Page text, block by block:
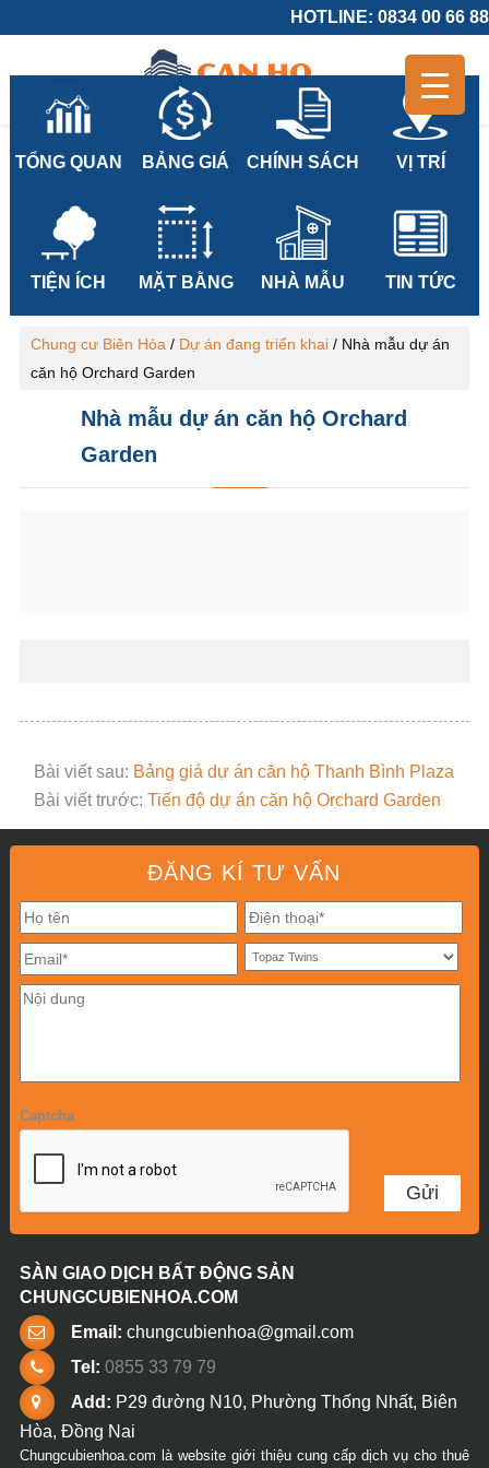
HOTLINE: 0834 00 66 88
TỔNG QUAN BẢNG GIÁ CHÍNH SÁCH VỊ TRÍ
TIỆN ÍCH MẶT BẰNG NHÀ MẪU TIN TỨC
Chung cư Biên Hòa / Dự án đang triển khai/ Nhà mẫu dự án
căn hộ Orchard Garden
Nhà mẫu dự án căn hộ Orchard
Garden
Bài viết sau: Bảng giá dự án căn hộ Thanh Bình Plaza
Bài viết trước: Tiến độ dự án căn hộ Orchard Garden
ĐĂNG KÍ TƯ VẤN
Captcha
SÀN GIAO DỊCH BẤT ĐỘNG SẢN
CHUNGCUBIENHOA.COM
Email: chungcubienhoa@gmail.com
Tel: 0855 33 79 79
Add: P29 đường N10, Phường Thống Nhất, Biên
Hòa, Đồng Nai
Chungcubienhoa.com là website giới thiệu cung cấp dịch vụ cho thuê